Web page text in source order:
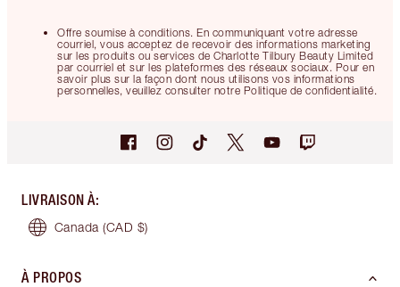
Offre soumise à conditions. En communiquant votre adresse
courriel, vous acceptez de recevoir des informations marketing
sur les produits ou services de Charlotte Tilbury Beauty Limited
par courriel et sur les plateformes des réseaux sociaux. Pour en
savoir plus sur la façon dont nous utilisons vos informations
personnelles, veuillez consulter notre Politique de confidentialité.
LIVRAISON À:
Canada (CAD $)
À PROPOS